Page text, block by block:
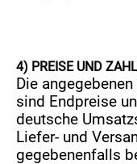
4) PREISE UND
Die
sind Endpreise
deutsche
Liefer- und
gegebenenfalls